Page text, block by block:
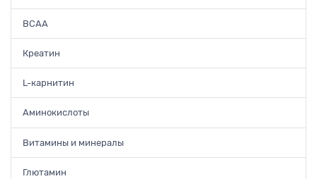
BCAA
Креатин
L-карнитин
Аминокислоты
Витамины и минералы
Глютамин